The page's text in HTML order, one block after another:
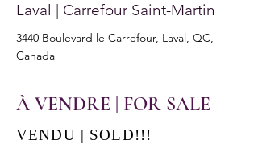
Laval | Carrefour Saint-Martin
3440 Boulevard le Carrefour, Laval, QC,
Canada
À VENDRE | FOR SALE
VENDU | SOLD!!!